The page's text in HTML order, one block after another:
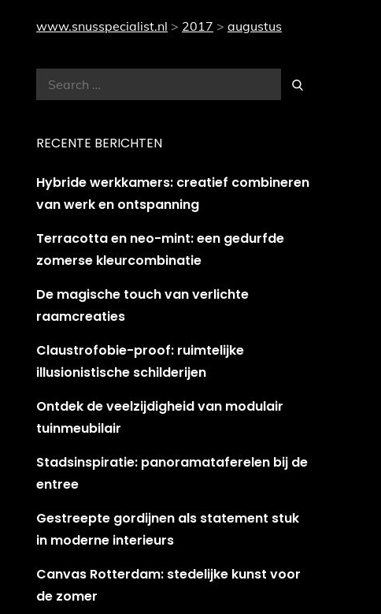
www.snusspecialist.nl > 2017 > augustus
Search
for:
Search
RECENTE BERICHTEN
Hybride werkkamers: creatief combineren
van werk en ontspanning
Terracotta en neo-mint: een gedurfde
zomerse kleurcombinatie
De magische touch van verlichte
raamcreaties
Claustrofobie-proof: ruimtelijke
illusionistische schilderijen
Ontdek de veelzijdigheid van modulair
tuinmeubilair
Stadsinspiratie: panoramataferelen bij de
entree
Gestreepte gordijnen als statement stuk
in moderne interieurs
Canvas Rotterdam: stedelijke kunst voor
de zomer